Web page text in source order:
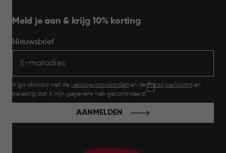
Meld je aan & krijg 10% korting
Nieuwsbrief
Ik ga akkoord met de verkoopvoorwaarden en dePrivacyverklaring en
bevestig dat ik mijn gegevens heb gecontroleerd.
AANMELDEN